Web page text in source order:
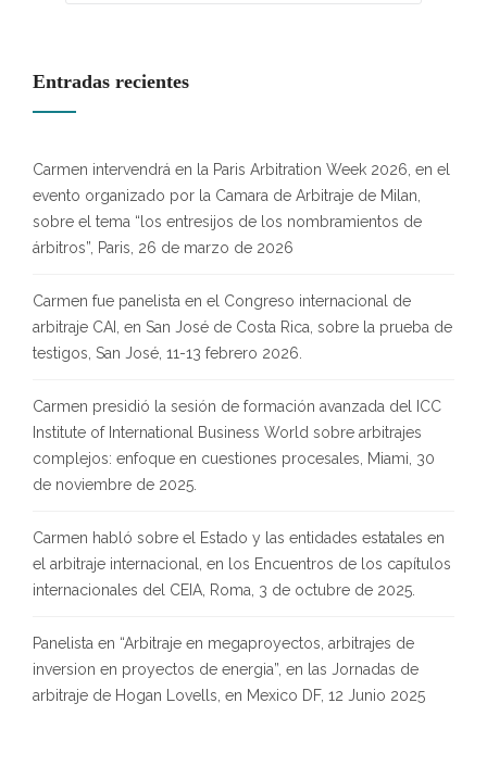
Entradas recientes
Carmen intervendrá en la Paris Arbitration Week 2026, en el
evento organizado por la Camara de Arbitraje de Milan,
sobre el tema “los entresijos de los nombramientos de
árbitros”, Paris, 26 de marzo de 2026
Carmen fue panelista en el Congreso internacional de
arbitraje CAI, en San José de Costa Rica, sobre la prueba de
testigos, San José, 11-13 febrero 2026.
Carmen presidió la sesión de formación avanzada del ICC
Institute of International Business World sobre arbitrajes
complejos: enfoque en cuestiones procesales, Miami, 30
de noviembre de 2025.
Carmen habló sobre el Estado y las entidades estatales en
el arbitraje internacional, en los Encuentros de los capítulos
internacionales del CEIA, Roma, 3 de octubre de 2025.
Panelista en “Arbitraje en megaproyectos, arbitrajes de
inversion en proyectos de energia”, en las Jornadas de
arbitraje de Hogan Lovells, en Mexico DF, 12 Junio 2025